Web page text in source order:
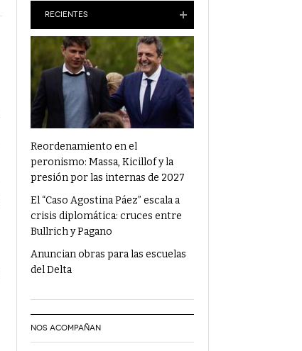
¿Qué Alimentos Te Pueden Cambiar El
Condenaron Al Ex Marido De Julieta Prandi A
19 Años De Cárcel Por Abuso Sexual
Ajuste En Discapacidad: Organizaciones
Denunciaron Al Gobierno Ante La ONU
RECIENTES
Reordenamiento en el
peronismo: Massa, Kicillof y la
presión por las internas de 2027
El “Caso Agostina Páez” escala a
crisis diplomática: cruces entre
Bullrich y Pagano
Anuncian obras para las escuelas
del Delta
NOS ACOMPAÑAN